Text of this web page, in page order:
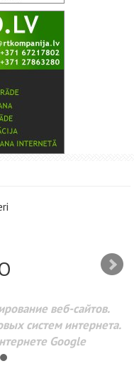
веб-сайтов.
систем интернета.
Google